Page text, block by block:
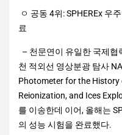
ㅇ 공동 4위: SPHEREx 우
료
– 천문연이 유일한 국제협
천 적외선 영상분광 탐사
Photometer for the History
Reionization, and Ices
를 이송한데 이어, 올해는
의 성능 시험을 완료했다.